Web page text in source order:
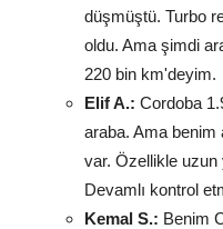
düşmüştü. Turbo
oldu. Ama şimdi
220 bin km'deyim.
Elif A.: Cordoba
araba. Ama benim
var. Özellikle
Devamlı kontrol
Kemal S.: Benim